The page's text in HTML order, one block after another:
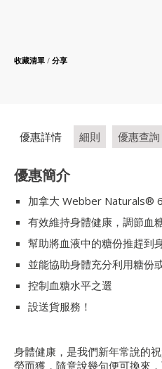
收藏清單 / 分享
優惠詳情 細則 優惠查詢
優惠簡介
加拿大 Webber Naturals®
有效維持身體健康，調節血
幫助將血液中的糖份推趕到
並能協助身體充分利用糖份
控制血糖水平之選
設送貨服務！
身體健康，是我們新年常說的
勞而獲，隨意說幾句便可換來